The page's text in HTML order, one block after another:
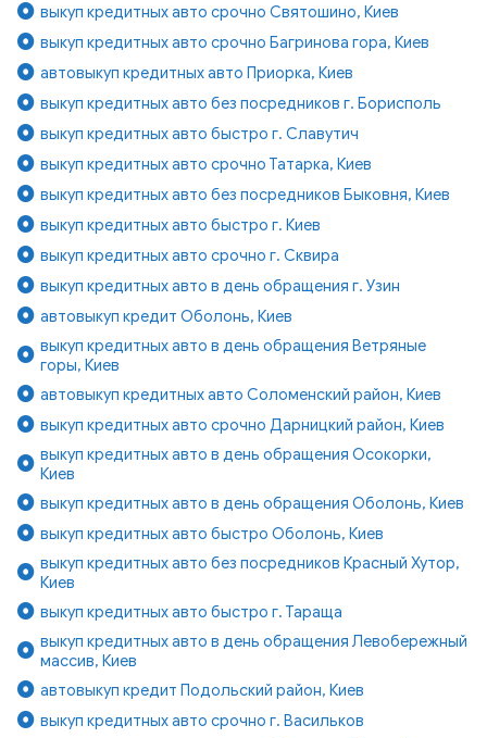
выкуп кредитных авто срочно Святошино, Киев
выкуп кредитных авто срочно Багринова гора, Киев
автовыкуп кредитных авто Приорка, Киев
выкуп кредитных авто без посредников г. Борисполь
выкуп кредитных авто быстро г. Славутич
выкуп кредитных авто срочно Татарка, Киев
выкуп кредитных авто без посредников Быковня, Киев
выкуп кредитных авто быстро г. Киев
выкуп кредитных авто срочно г. Сквира
выкуп кредитных авто в день обращения г. Узин
автовыкуп кредит Оболонь, Киев
выкуп кредитных авто в день обращения Ветряные
горы, Киев
автовыкуп кредитных авто Соломенский район, Киев
выкуп кредитных авто срочно Дарницкий район, Киев
выкуп кредитных авто в день обращения Осокорки,
Киев
выкуп кредитных авто в день обращения Оболонь, Киев
выкуп кредитных авто быстро Оболонь, Киев
выкуп кредитных авто без посредников Красный Хутор,
Киев
выкуп кредитных авто быстро г. Тараща
выкуп кредитных авто в день обращения Левобережный
массив, Киев
автовыкуп кредит Подольский район, Киев
выкуп кредитных авто срочно г. Васильков